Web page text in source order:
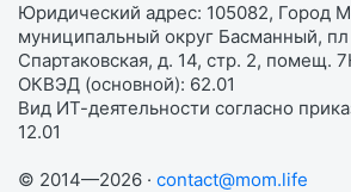
Юридический адрес: 105082, Город
муниципальный округ Басманный, пл
Спартаковская, д. 14, стр. 2, помещ.
ОКВЭД (основной): 62.01
Вид ИТ-деятельности согласно
12.01
© 2014—2026 · contact@mom.life